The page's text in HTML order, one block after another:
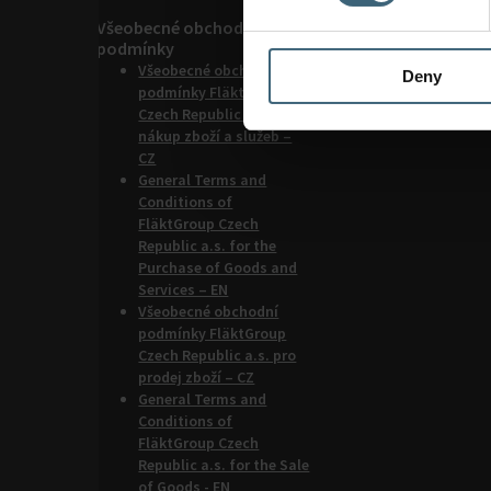
Deny
Všeobecné obchodní
podmínky
Všeobecné obchodní
podmínky FläktGroup
Czech Republic a.s. pro
nákup zboží a služeb –
CZ
General Terms and
Conditions of
FläktGroup Czech
Republic a.s. for the
Purchase of Goods and
Services – EN
Všeobecné obchodní
podmínky FläktGroup
Czech Republic a.s. pro
prodej zboží – CZ
General Terms and
Conditions of
FläktGroup Czech
Republic a.s. for the Sale
of Goods - EN